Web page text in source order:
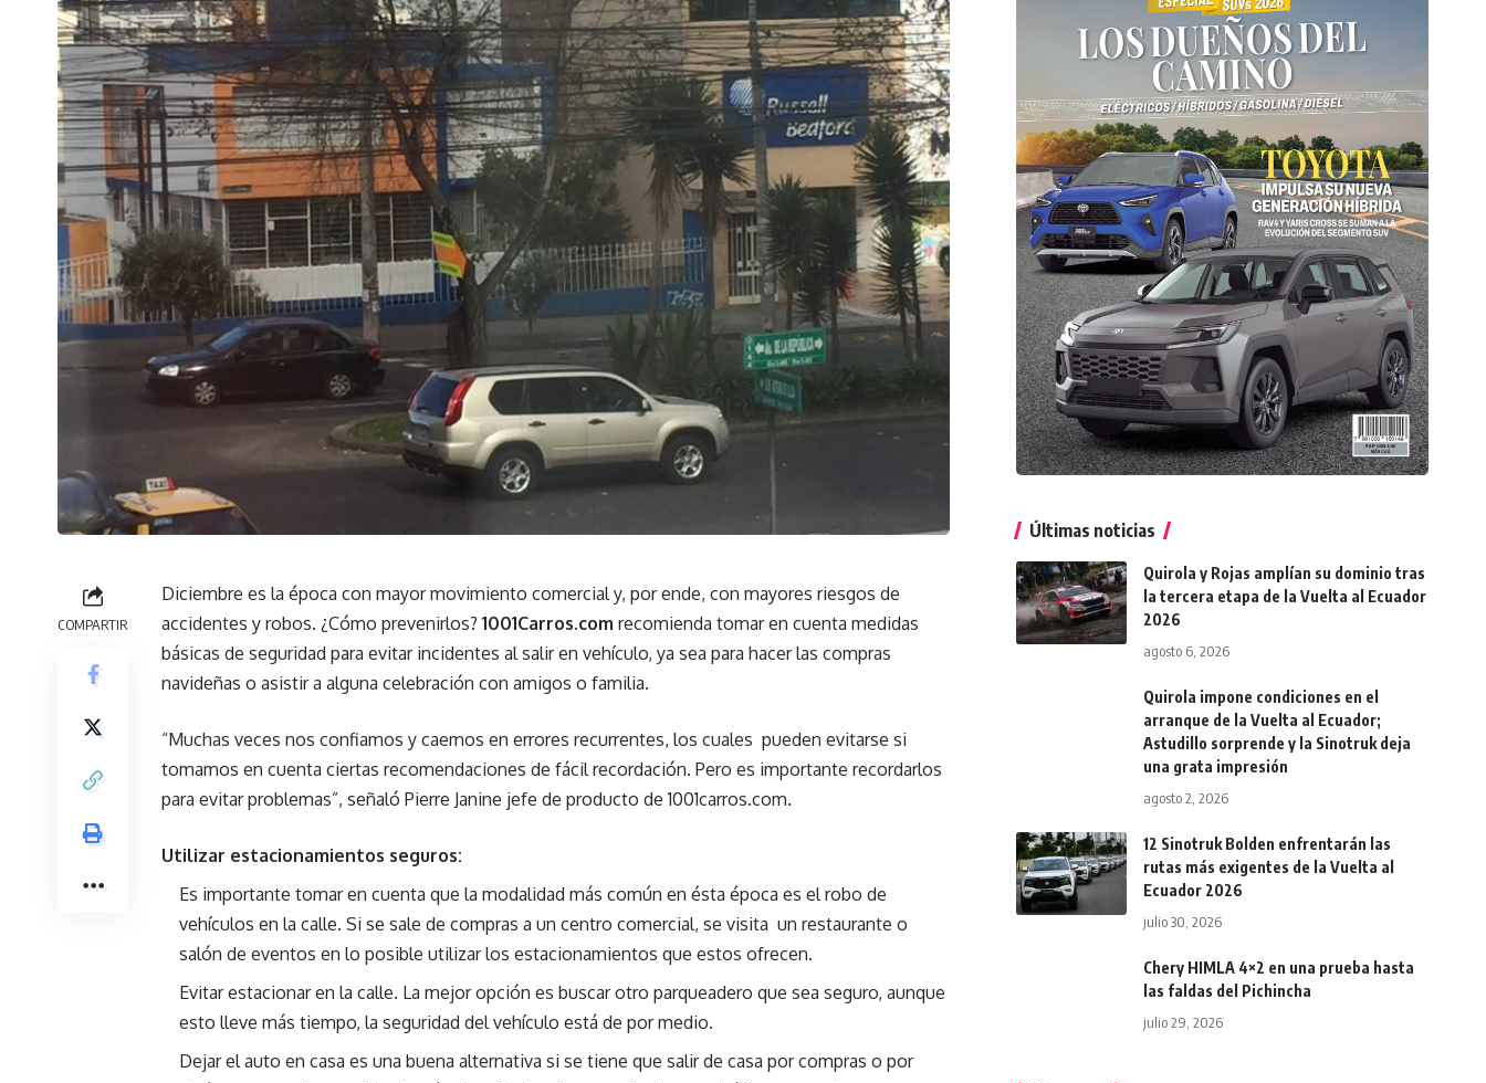
COMPARTIR
Diciembre es la época con mayor movimiento comercial y, por ende, con mayores riesgos de
accidentes y robos. ¿Cómo prevenirlos? 1001Carros.com recomienda tomar en cuenta medidas
básicas de seguridad para evitar incidentes al salir en vehículo, ya sea para hacer las compras
navideñas o asistir a alguna celebración con amigos o familia.
“Muchas veces nos confiamos y caemos en errores recurrentes, los cuales pueden evitarse si
tomamos en cuenta ciertas recomendaciones de fácil recordación. Pero es importante recordarlos
para evitar problemas”, señaló Pierre Janine jefe de producto de1001carros.com.
Utilizar estacionamientos seguros:
Es importante tomar en cuenta que la modalidad más común en ésta época es el robo de
vehículos en la calle. Si se sale de compras a un centro comercial, se visita un restaurante o
salón de eventos en lo posible utilizar los estacionamientos que estos ofrecen.
Evitar estacionar en la calle. La mejor opción es buscar otro parqueadero que sea seguro, aunque
esto lleve más tiempo, la seguridad del vehículo está de por medio.
Dejar el auto en casa es una buena alternativa si se tiene que salir de casa por compras o por
Últimas noticias
Quirola y Rojas amplían su dominio tras
la tercera etapa de la Vuelta al Ecuador
2026
agosto 6, 2026
Quirola impone condiciones en el
arranque de la Vuelta al Ecuador;
Astudillo sorprende y la Sinotruk deja
una grata impresión
agosto 2, 2026
12 Sinotruk Bolden enfrentarán las
rutas más exigentes de la Vuelta al
Ecuador 2026
julio 30, 2026
Chery HIMLA 4×2 en una prueba hasta
las faldas del Pichincha
julio 29, 2026